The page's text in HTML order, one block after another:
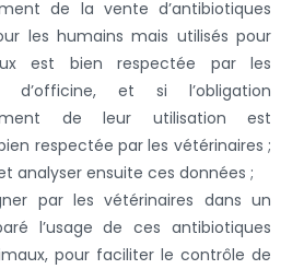
de la vente d’antibiotiques
les humains mais utilisés pour
est bien respectée par les
d’officine, et si l’obligation
de leur utilisation est
respectée par les vétérinaires ;
analyser ensuite ces données ;
par les vétérinaires dans un
l’usage de ces antibiotiques
pour faciliter le contrôle de